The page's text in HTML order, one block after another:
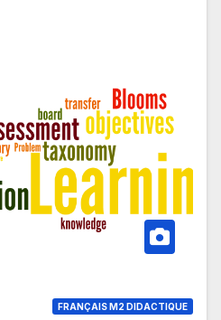
FRANÇAIS M2 DIDACTIQUE